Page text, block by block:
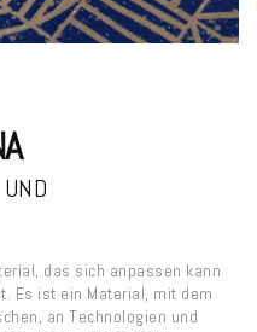
das sich anpassen kann
Es ist ein Material, mit dem
an Technologien und